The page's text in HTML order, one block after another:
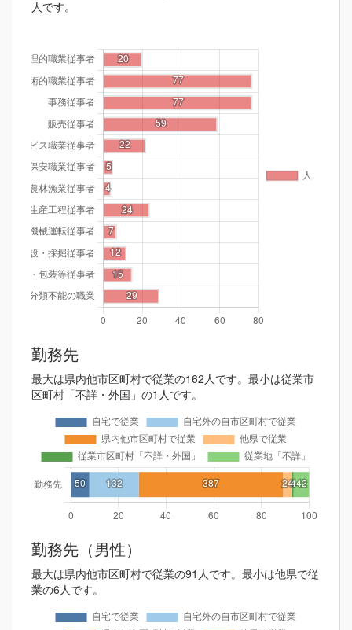
人です。
勤務先
最大は県内他市区町村で従業の162人です。最小は従業市
区町村「不詳・外国」の1人です。
勤務先（男性）
最大は県内他市区町村で従業の91人です。最小は他県で従
業の6人です。